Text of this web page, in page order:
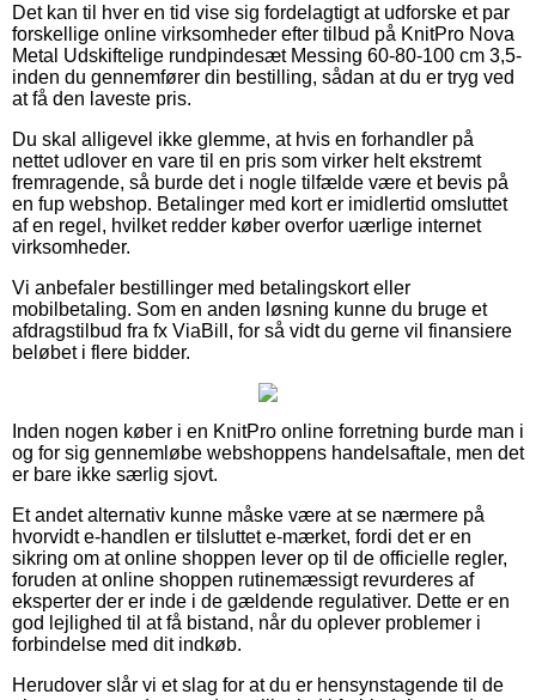
Det kan til hver en tid vise sig fordelagtigt at udforske et par
forskellige online virksomheder efter tilbud på KnitPro Nova
Metal Udskiftelige rundpindesæt Messing 60-80-100 cm 3,5-
inden du gennemfører din bestilling, sådan at du er tryg ved
at få den laveste pris.
Du skal alligevel ikke glemme, at hvis en forhandler på
nettet udlover en vare til en pris som virker helt ekstremt
fremragende, så burde det i nogle tilfælde være et bevis på
en fup webshop. Betalinger med kort er imidlertid omsluttet
af en regel, hvilket redder køber overfor uærlige internet
virksomheder.
Vi anbefaler bestillinger med betalingskort eller
mobilbetaling. Som en anden løsning kunne du bruge et
afdragstilbud fra fx ViaBill, for så vidt du gerne vil finansiere
beløbet i flere bidder.
Inden nogen køber i en KnitPro online forretning burde man i
og for sig gennemløbe webshoppens handelsaftale, men det
er bare ikke særlig sjovt.
Et andet alternativ kunne måske være at se nærmere på
hvorvidt e-handlen er tilsluttet e-mærket, fordi det er en
sikring om at online shoppen lever op til de officielle regler,
foruden at online shoppen rutinemæssigt revurderes af
eksperter der er inde i de gældende regulativer. Dette er en
god lejlighed til at få bistand, når du oplever problemer i
forbindelse med dit indkøb.
Herudover slår vi et slag for at du er hensynstagende til de